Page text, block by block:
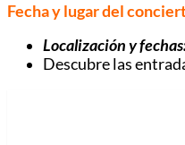
Fecha y lugar del
Localización y
Descubre las